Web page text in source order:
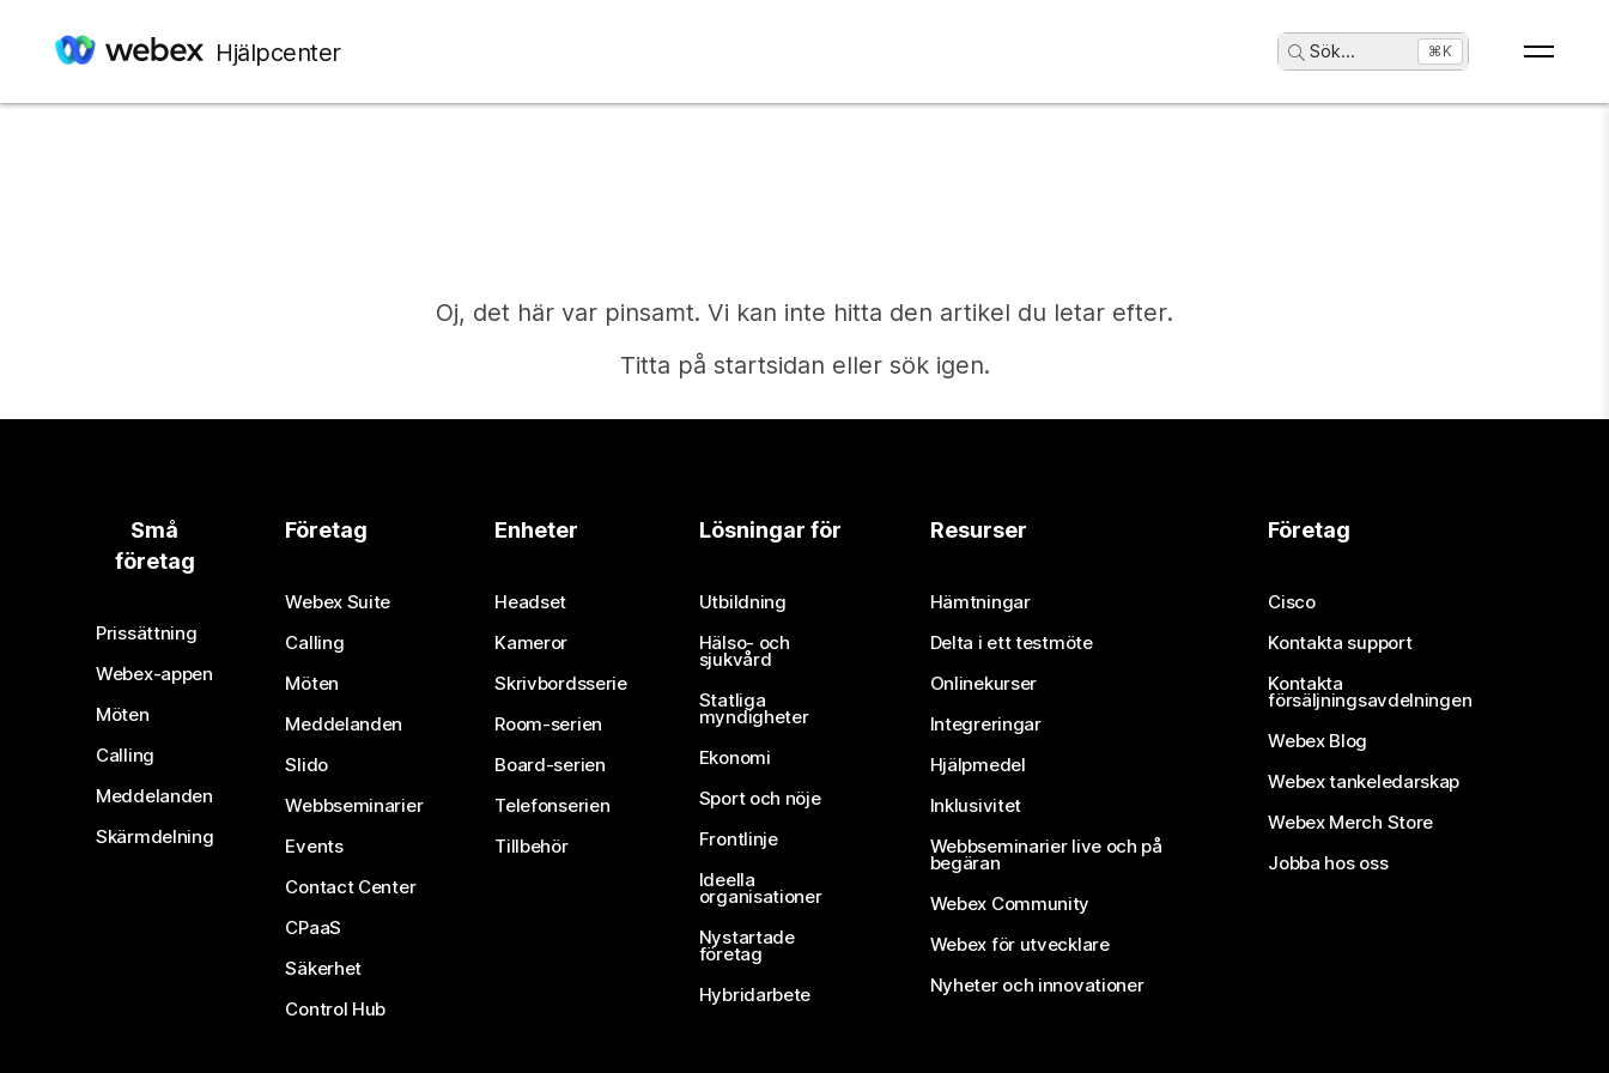
Hjälpcenter Sök... ⌘K
Oj, det här var pinsamt. Vi kan inte hitta den artikel du letar efter.
Titta på startsidan eller sök igen.
Behöver du ett svar?
Skicka in en fråga
Små
företag
Prissättning
Webex-appen
Möten
Calling
Meddelanden
Skärmdelning
Företag
Webex Suite
Calling
Möten
Meddelanden
Slido
Webbseminarier
Events
Contact Center
CPaaS
Säkerhet
Control Hub
Enheter
Headset
Kameror
Skrivbordsserie
Room-serien
Board-serien
Telefonserien
Tillbehör
Lösningar för
Utbildning
Hälso- och
sjukvård
Statliga
myndigheter
Ekonomi
Sport och nöje
Frontlinje
Ideella
organisationer
Nystartade
företag
Hybridarbete
Resurser
Hämtningar
Delta i ett testmöte
Onlinekurser
Integreringar
Hjälpmedel
Inklusivitet
Webbseminarier live och på
begäran
Webex Community
Webex för utvecklare
Nyheter och innovationer
Företag
Cisco
Kontakta support
Kontakta
försäljningsavdelningen
Webex Blog
Webex tankeledarskap
Webex Merch Store
Jobba hos oss